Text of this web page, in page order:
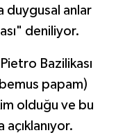
duygusal anlar
deniliyor.
Bazilikası
papam)
olduğu ve bu